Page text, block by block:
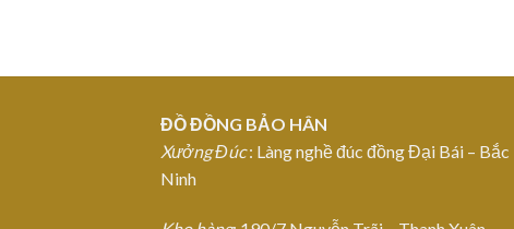
ĐỒ ĐỒNG BẢO HÂN
Xưởng Đúc: Làng nghề đúc đồng Đại Bái – Bắc
Ninh